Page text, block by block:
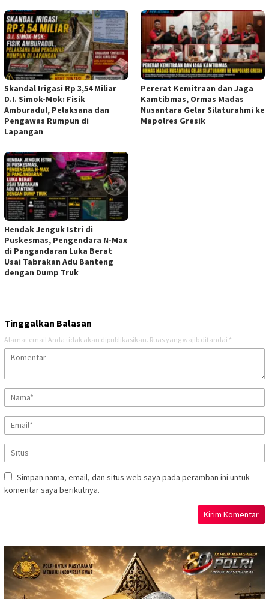
Skandal Irigasi Rp 3,54 Miliar
D.I. Simok-Mok: Fisik
Amburadul, Pelaksana dan
Pengawas Rumpun di
Lapangan
Pererat Kemitraan dan Jaga
Kamtibmas, Ormas Madas
Nusantara Gelar Silaturahmi ke
Mapolres Gresik
Hendak Jenguk Istri di
Puskesmas, Pengendara N-Max
di Pangandaran Luka Berat
Usai Tabrakan Adu Banteng
dengan Dump Truk
Tinggalkan Balasan
Alamat email Anda tidak akan dipublikasikan. Ruas yang wajib ditandai *
Simpan nama, email, dan situs web saya pada peramban ini untuk
komentar saya berikutnya.